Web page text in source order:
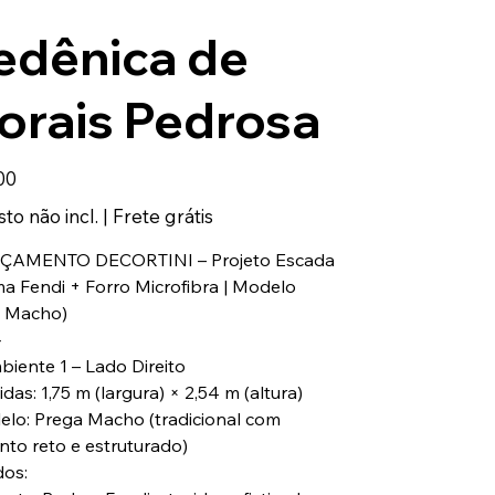
de
Pedrosa
não incl. | Frete grátis
DECORTINI – Projeto Escada
Fendi + Forro Microfibra | Modelo
Macho)
1 – Lado Direito
1,75 m (largura) × 2,54 m (altura)
Prega Macho (tradicional com
reto e estruturado)